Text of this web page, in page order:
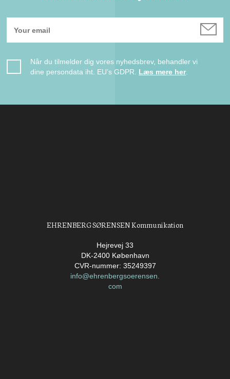
Når du tilmelder dig vores nyhedsbrev, behandler vi
dine persondata iht. EU’s GDPR. Læs mere her.
EHRENBERG SØRENSEN Kommunikation
Hejrevej 33
DK-2400 København
CVR-nummer: 35249397
info@ehrenbergsoerensen.
com